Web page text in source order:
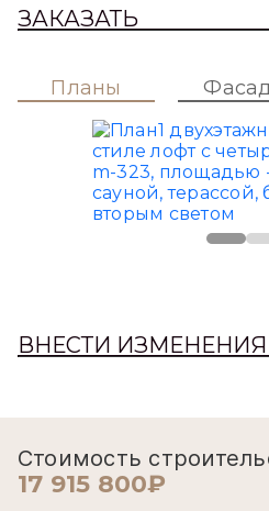
ЗАКАЗАТЬ
Планы
ВНЕСТИ ИЗМЕНЕНИЯ
Стоимость
17 915 800₽